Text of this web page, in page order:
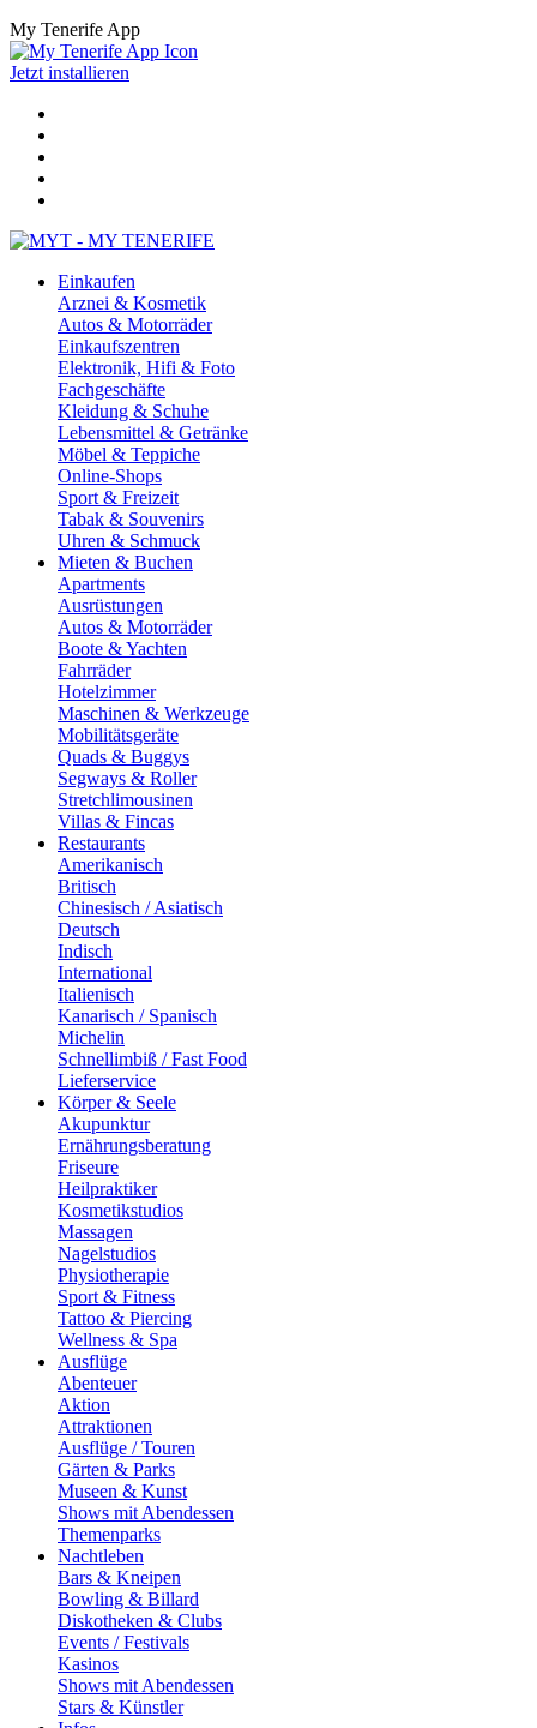
My Tenerife App
Jetzt installieren
Einkaufen
Arznei & Kosmetik
Autos & Motorräder
Einkaufszentren
Elektronik, Hifi & Foto
Fachgeschäfte
Kleidung & Schuhe
Lebensmittel & Getränke
Möbel & Teppiche
Online-Shops
Sport & Freizeit
Tabak & Souvenirs
Uhren & Schmuck
Mieten & Buchen
Apartments
Ausrüstungen
Autos & Motorräder
Boote & Yachten
Fahrräder
Hotelzimmer
Maschinen & Werkzeuge
Mobilitätsgeräte
Quads & Buggys
Segways & Roller
Stretchlimousinen
Villas & Fincas
Restaurants
Amerikanisch
Britisch
Chinesisch / Asiatisch
Deutsch
Indisch
International
Italienisch
Kanarisch / Spanisch
Michelin
Schnellimbiß / Fast Food
Lieferservice
Körper & Seele
Akupunktur
Ernährungsberatung
Friseure
Heilpraktiker
Kosmetikstudios
Massagen
Nagelstudios
Physiotherapie
Sport & Fitness
Tattoo & Piercing
Wellness & Spa
Ausflüge
Abenteuer
Aktion
Attraktionen
Ausflüge / Touren
Gärten & Parks
Museen & Kunst
Shows mit Abendessen
Themenparks
Nachtleben
Bars & Kneipen
Bowling & Billard
Diskotheken & Clubs
Events / Festivals
Kasinos
Shows mit Abendessen
Stars & Künstler